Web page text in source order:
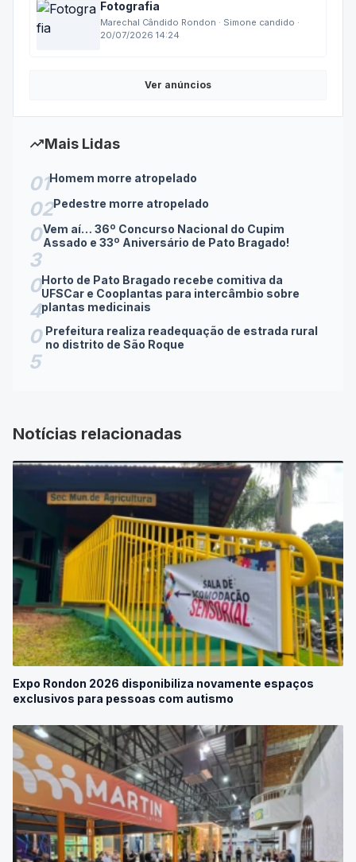
Fotografia
Marechal Cândido Rondon · Simone candido ·
trending_up Mais Lidas
01Homem morre atropelado
02 Pedestre morre atropelado
0
3
Vem aí… 36º Concurso Nacional do Cupim
Assado e 33º Aniversário de Pato Bragado!
0
4
Horto de Pato Bragado recebe comitiva da
UFSCar e Cooplantas para intercâmbio sobre
plantas medicinais
0
5
Prefeitura realiza readequação de estrada rural
no distrito de São Roque
Notícias relacionadas
Expo Rondon 2026 disponibiliza novamente espaços
exclusivos para pessoas com autismo